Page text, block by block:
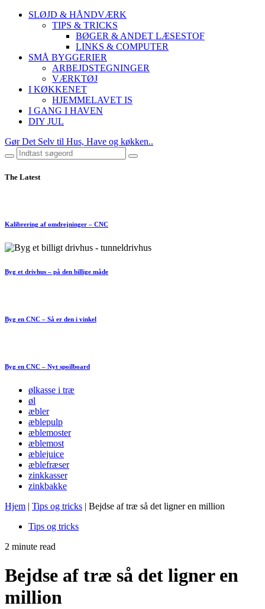
SLØJD & HÅNDVÆRK
TIPS & TRICKS
BØGER & ANDET LÆSESTOF
LINKS & COMPUTER
SMÅ BYGGERIER
ARBEJDSTEGNINGER
VÆRKTØJ
I KØKKENET
HJEMMELAVET IS
I GANG I HAVEN
DIY JUL
Gør Det Selv til Hus, Have og køkken..
The Latest
Kalibrering af omdrejninger – CNC
Byg et drivhus – på den billige måde
Byg en CNC – Så er den i vinkel
Byg en CNC – Nyt spoilboard
ølkasse i træ
øl
æbler
æblepulp
æblemoster
æblemost
æblejuice
æblefræser
zinkkasser
zinkbakke
Hjem | Tips og tricks | Bejdse af træ så det ligner en million
Tips og tricks
2 minute read
Bejdse af træ så det ligner en
million